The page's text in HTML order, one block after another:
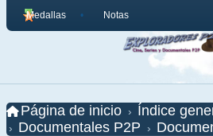
Medallas Notas
Página de inicio
Índice
Documentales P2P